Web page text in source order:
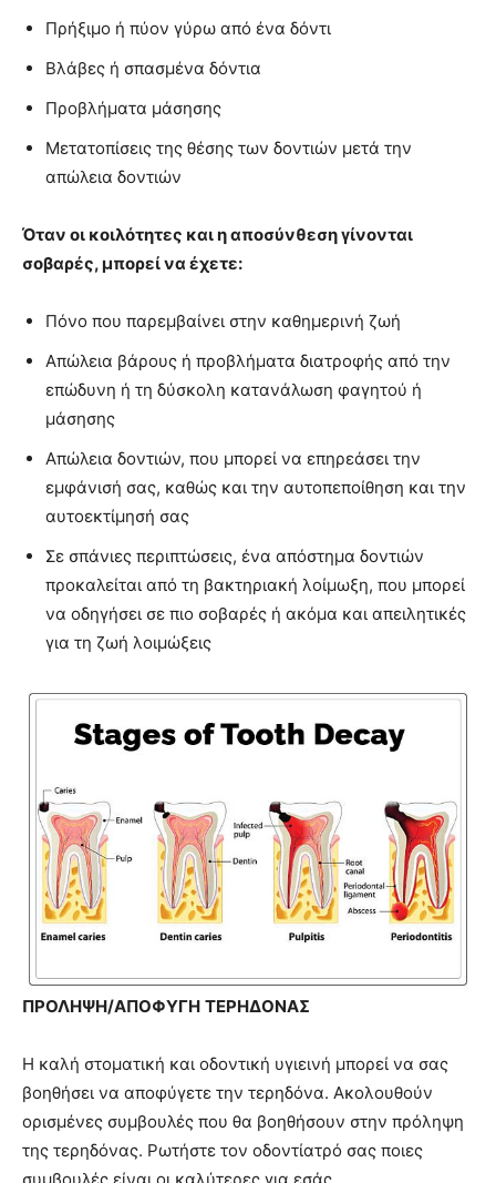
Πρήξιμο ή πύον γύρω από ένα δόντι
Βλάβες ή σπασμένα δόντια
Προβλήματα μάσησης
Μετατοπίσεις της θέσης των δοντιών μετά την
απώλεια δοντιών
Όταν οι κοιλότητες και η αποσύνθεση γίνονται
σοβαρές, μπορεί να έχετε:
Πόνο που παρεμβαίνει στην καθημερινή ζωή
Απώλεια βάρους ή προβλήματα διατροφής από την
επώδυνη ή τη δύσκολη κατανάλωση φαγητού ή
μάσησης
Απώλεια δοντιών, που μπορεί να επηρεάσει την
εμφάνισή σας, καθώς και την αυτοπεποίθηση και την
αυτοεκτίμησή σας
Σε σπάνιες περιπτώσεις, ένα απόστημα δοντιών
προκαλείται από τη βακτηριακή λοίμωξη, που μπορεί
να οδηγήσει σε πιο σοβαρές ή ακόμα και απειλητικές
για τη ζωή λοιμώξεις
ΠΡΟΛΗΨΗ/ΑΠΟΦΥΓΗ ΤΕΡΗΔΟΝΑΣ
Η καλή στοματική και οδοντική υγιεινή μπορεί να σας
βοηθήσει να αποφύγετε την τερηδόνα. Ακολουθούν
ορισμένες συμβουλές που θα βοηθήσουν στην πρόληψη
της τερηδόνας. Ρωτήστε τον οδοντίατρό σας ποιες